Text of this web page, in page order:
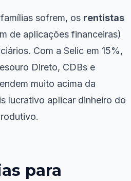
sofrem, os rentistas
de aplicações financeiras)
Com a Selic em 15%,
Direto, CDBs e
muito acima da
lucrativo aplicar dinheiro do
para